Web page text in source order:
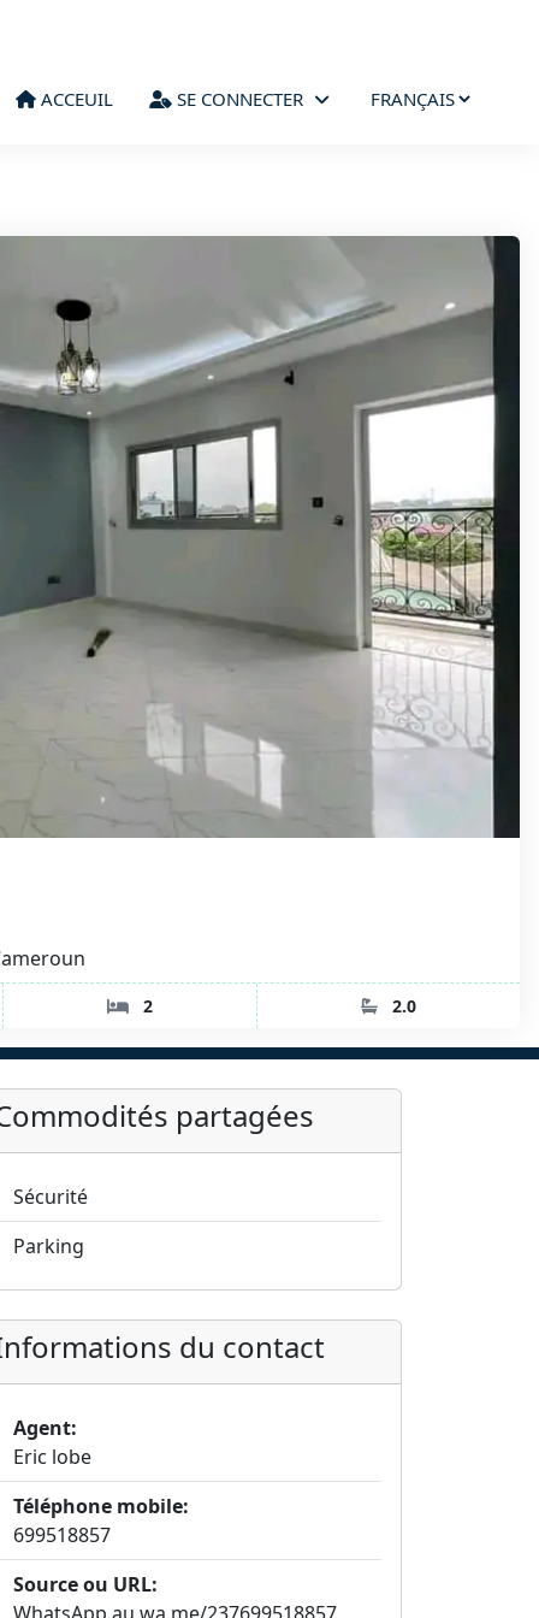
ACCEUIL SE CONNECTER
2 2.0
partagées
Sécurité
Parking
du contact
Agent:
Eric lobe
Téléphone mobile:
699518857
Source ou URL: